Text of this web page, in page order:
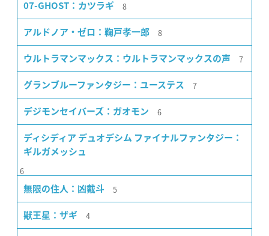
07-GHOST：カツラギ 8
アルドノア・ゼロ：鞠戸孝一郎 8
ウルトラマンマックス：ウルトラマンマックスの声 7
グランブルーファンタジー：ユーステス 7
デジモンセイバーズ：ガオモン 6
ディシディア デュオデシム ファイナルファンタジー：
ギルガメッシュ
6
無限の住人：凶戴斗 5
獣王星：ザギ 4